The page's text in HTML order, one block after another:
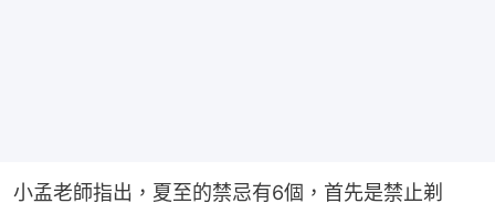
小孟老師指出，夏至的禁忌有6個，首先是禁止剃